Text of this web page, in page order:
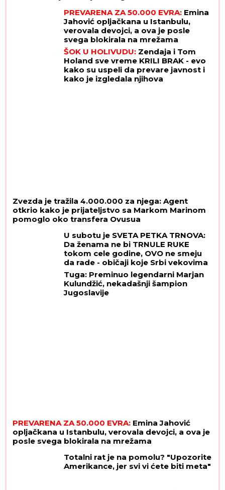
PREVARENA ZA 50.000 EVRA: Emina
Jahović opljačkana u Istanbulu,
verovala devojci, a ova je posle
svega blokirala na mrežama
ŠOK U HOLIVUDU: Zendaja i Tom
Holand sve vreme KRILI BRAK - evo
kako su uspeli da prevare javnost i
kako je izgledala njihova
Zvezda je tražila 4.000.000 za njega: Agent
otkrio kako je prijateljstvo sa Markom Marinom
pomoglo oko transfera Ovusua
U subotu je SVETA PETKA TRNOVA:
Da ženama ne bi TRNULE RUKE
tokom cele godine, OVO ne smeju
da rade - običaji koje Srbi vekovima
poštuju
Tuga: Preminuo legendarni Marjan
Kulundžić, nekadašnji šampion
Jugoslavije
PREVARENA ZA 50.000 EVRA: Emina Jahović
opljačkana u Istanbulu, verovala devojci, a ova je
posle svega blokirala na mrežama
Totalni rat je na pomolu? "Upozorite
Amerikance, jer svi vi ćete biti meta"